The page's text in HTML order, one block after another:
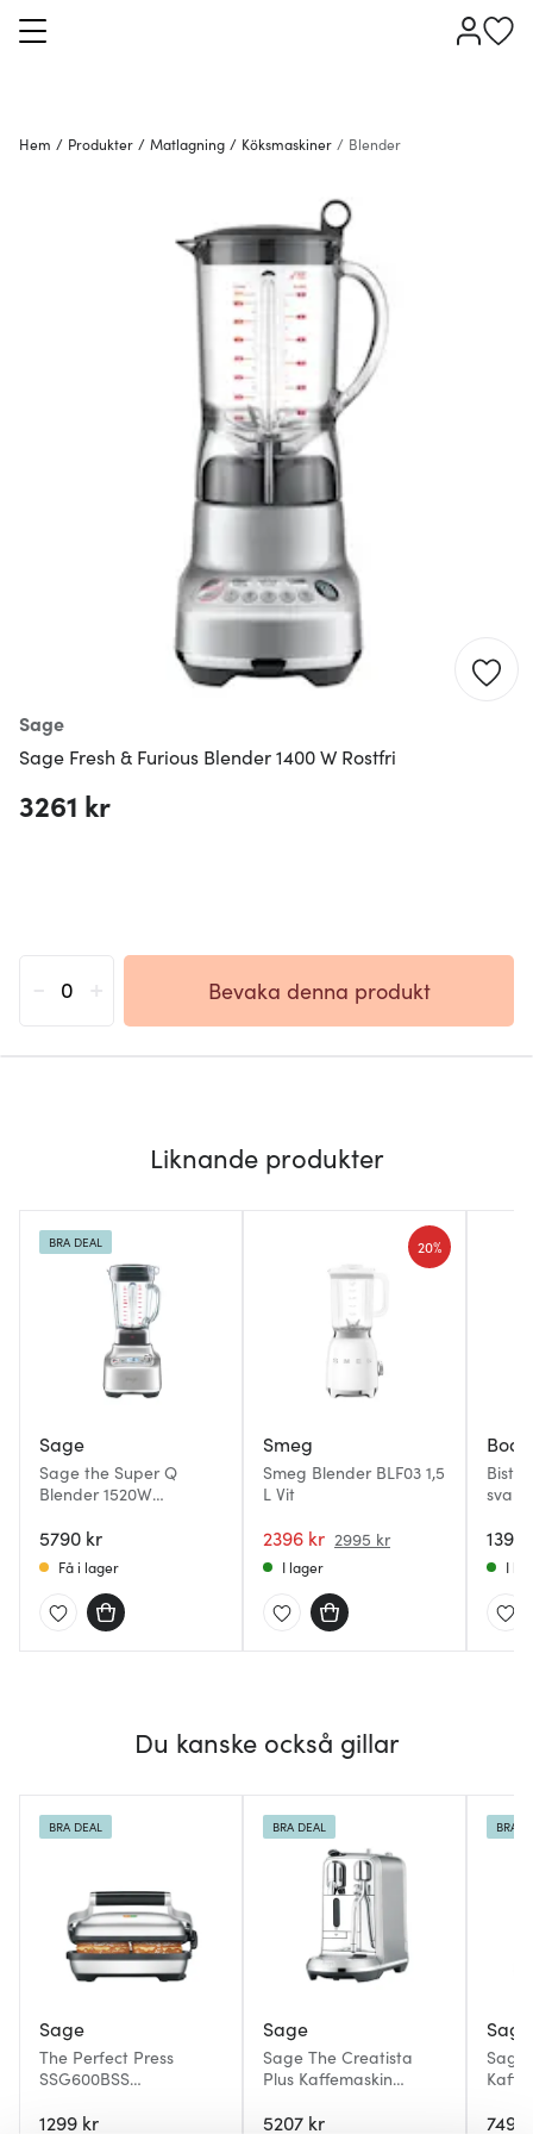
Hem / Produkter / Matlagning / Köksmaskiner / Blender
Sage
Sage Fresh & Furious Blender 1400 W Rostfri
3261 kr
Bevaka denna produkt
Liknande produkter
Sage
Sage the Super Q
Blender 1520W
5790 kr
BRA DEAL
Få i lager
Smeg
Smeg Blender BLF03 1,5
L Vit
2396 kr 2995 kr
20%
I lager
svart
1399
I
Du kanske också gillar
Sage
The Perfect Press
SSG600BSS
1299 kr
BRA DEAL
Sage
Sage The Creatista
Plus Kaffemaskin
5207 kr
BRA DEAL
Sage
Sage
7490
BRA